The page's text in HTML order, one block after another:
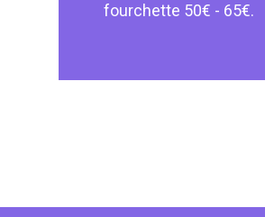
fourchette 50€ - 65€.